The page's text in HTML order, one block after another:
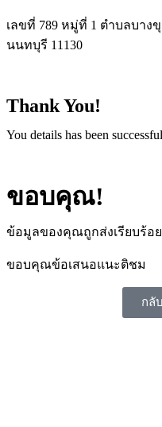
เลขที่ 789 หมู่ที่ 1 ตำบลบาง
นนทบุรี 11130
Thank You!
You details has been
ขอบคุณ!
ข้อมูลของคุณถูกส่งเรียบร้อ
ขอบคุณข้อเสนอแนะติชม
กลั